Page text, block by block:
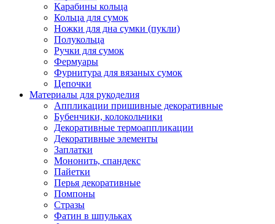
Карабины кольца
Кольца для сумок
Ножки для дна сумки (пукли)
Полукольца
Ручки для сумок
Фермуары
Фурнитура для вязаных сумок
Цепочки
Материалы для рукоделия
Аппликации пришивные декоративные
Бубенчики, колокольчики
Декоративные термоаппликации
Декоративные элементы
Заплатки
Мононить, спандекс
Пайетки
Перья декоративные
Помпоны
Стразы
Фатин в шпульках